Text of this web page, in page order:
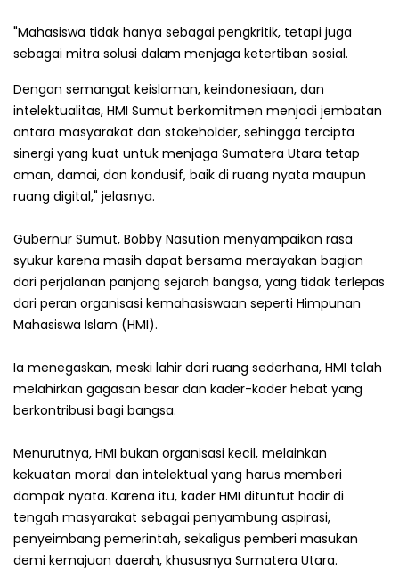
"Mahasiswa tidak hanya sebagai pengkritik, tetapi juga
sebagai mitra solusi dalam menjaga ketertiban sosial.
Dengan semangat keislaman, keindonesiaan, dan
intelektualitas, HMI Sumut berkomitmen menjadi jembatan
antara masyarakat dan stakeholder, sehingga tercipta
sinergi yang kuat untuk menjaga Sumatera Utara tetap
aman, damai, dan kondusif, baik di ruang nyata maupun
ruang digital," jelasnya.
Gubernur Sumut, Bobby Nasution menyampaikan rasa
syukur karena masih dapat bersama merayakan bagian
dari perjalanan panjang sejarah bangsa, yang tidak terlepas
dari peran organisasi kemahasiswaan seperti Himpunan
Mahasiswa Islam (HMI).
Ia menegaskan, meski lahir dari ruang sederhana, HMI telah
melahirkan gagasan besar dan kader-kader hebat yang
berkontribusi bagi bangsa.
Menurutnya, HMI bukan organisasi kecil, melainkan
kekuatan moral dan intelektual yang harus memberi
dampak nyata. Karena itu, kader HMI dituntut hadir di
tengah masyarakat sebagai penyambung aspirasi,
penyeimbang pemerintah, sekaligus pemberi masukan
demi kemajuan daerah, khususnya Sumatera Utara.